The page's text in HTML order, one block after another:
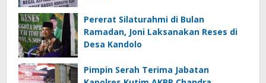
Pererat Silaturahmi di Bulan
Ramadan, Joni Laksanakan Reses di
Desa Kandolo
Pimpin Serah Terima Jabatan